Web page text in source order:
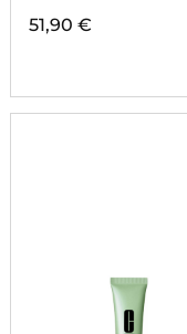
51,90 €